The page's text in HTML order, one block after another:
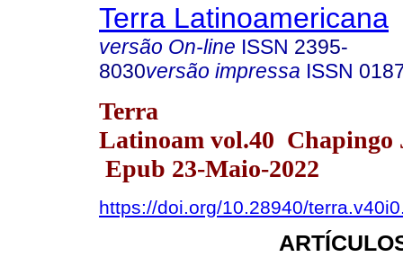
Terra Latinoamericana
versão On-line ISSN 2395-
8030versão impressa ISSN
Terra
Latinoam vol.40 Chapingo
Epub 23-Maio-2022
https://doi.org/10.28940/